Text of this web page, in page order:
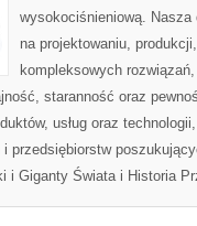
wysokociśnieniową. Nasza
na projektowaniu,
kompleksowych
staranność oraz
usług oraz
przedsiębiorstw
i Giganty Świata i Historia